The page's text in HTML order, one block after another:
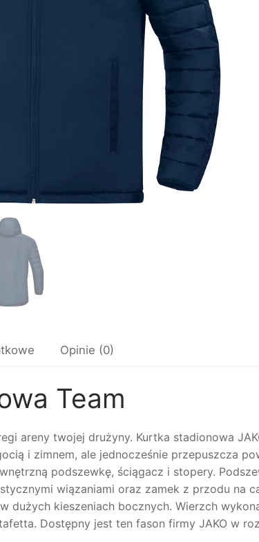
Opinie (0)
Team
areny twojej drużyny. Kurtka stadionowa
i zimnem, ale jednocześnie przepuszcza
podszewkę, ściągacz i stopery.
wiązaniami oraz zamek z przodu na
dużych kieszeniach bocznych. Wierzch
Dostępny jest ten fason firmy JAKO w